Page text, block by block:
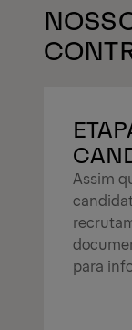
Assim
para